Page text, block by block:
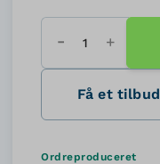
Antal
Få et tilbud
Ordreproduceret